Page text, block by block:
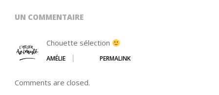
UN COMMENTAIRE
Chouette sélection
AMÉLIE PERMALINK
Comments are closed.